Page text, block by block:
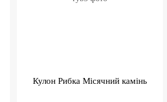
Кулон Рибка Місячний камінь